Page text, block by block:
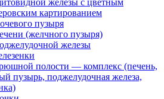
картированием
пузыря
(желчного пузыря)
железы
полости — комплекс (печень,
пузырь, поджелудочная железа,